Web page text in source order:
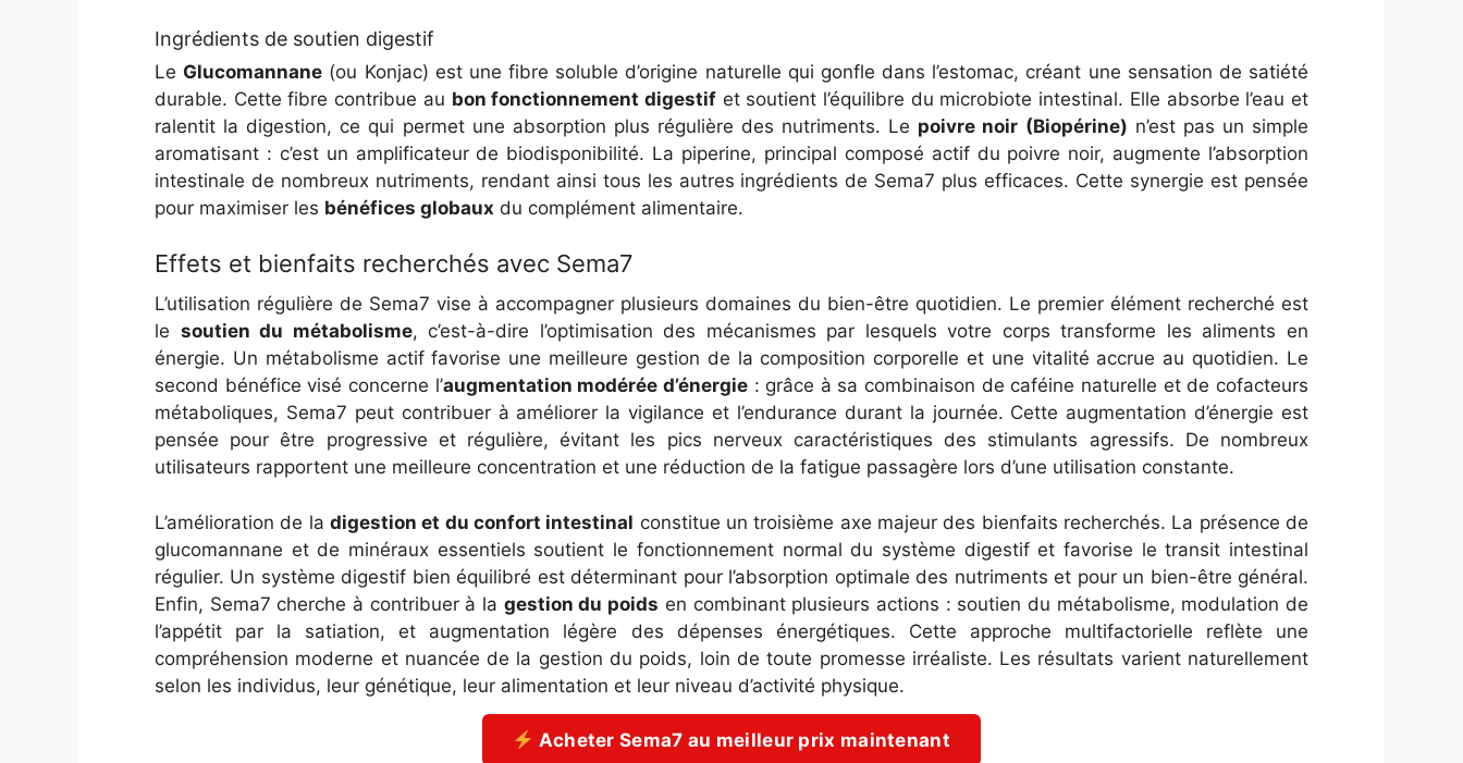
Ingrédients de soutien digestif
Le Glucomannane (ou Konjac) est une fibre soluble d’origine naturelle qui gonfle dans l’estomac, créant une sensation de satiété
durable. Cette fibre contribue au bon fonctionnement digestifet soutient l’équilibre du microbiote intestinal. Elle absorbe l’eau et
ralentit la digestion, ce qui permet une absorption plus régulière des nutriments. Le poivre noir (Biopérine) n’est pas un simple
aromatisant : c’est un amplificateur de biodisponibilité. La piperine, principal composé actif du poivre noir, augmente l’absorption
intestinale de nombreux nutriments, rendant ainsi tous les autres ingrédients de Sema7 plus efficaces. Cette synergie est pensée
pour maximiser les bénéfices globaux du complément alimentaire.
Effets et bienfaits recherchés avec Sema7
L’utilisation régulière de Sema7 vise à accompagner plusieurs domaines du bien-être quotidien. Le premier élément recherché est
le soutien du métabolisme, c’est-à-dire l’optimisation des mécanismes par lesquels votre corps transforme les aliments en
énergie. Un métabolisme actif favorise une meilleure gestion de la composition corporelle et une vitalité accrue au quotidien. Le
second bénéfice visé concerne l’augmentation modérée d’énergie: grâce à sa combinaison de caféine naturelle et de cofacteurs
métaboliques, Sema7 peut contribuer à améliorer la vigilance et l’endurance durant la journée. Cette augmentation d’énergie est
pensée pour être progressive et régulière, évitant les pics nerveux caractéristiques des stimulants agressifs. De nombreux
utilisateurs rapportent une meilleure concentration et une réduction de la fatigue passagère lors d’une utilisation constante.
L’amélioration de la digestion et du confort intestinal constitue un troisième axe majeur des bienfaits recherchés. La présence de
glucomannane et de minéraux essentiels soutient le fonctionnement normal du système digestif et favorise le transit intestinal
régulier. Un système digestif bien équilibré est déterminant pour l’absorption optimale des nutriments et pour un bien-être général.
Enfin, Sema7 cherche à contribuer à la gestion du poids en combinant plusieurs actions : soutien du métabolisme, modulation de
l’appétit par la satiation, et augmentation légère des dépenses énergétiques. Cette approche multifactorielle reflète une
compréhension moderne et nuancée de la gestion du poids, loin de toute promesse irréaliste. Les résultats varient naturellement
selon les individus, leur génétique, leur alimentation et leur niveau d’activité physique.
Acheter Sema7 au meilleur prix maintenant